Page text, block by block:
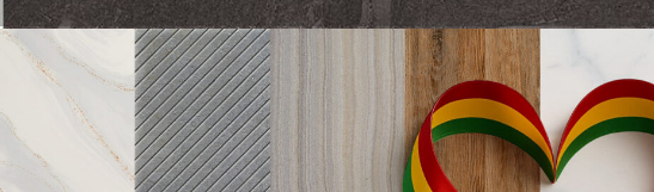
Posted by Ceramica Coboce On